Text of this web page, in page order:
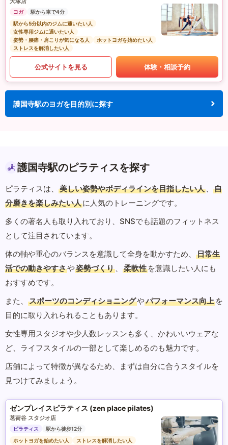
ヨガ
駅から車で4分
駅から5分以内のジムに通いたい人
女性専用ジムに通いたい人
姿勢・腰痛・肩こりが気になる人
ホットヨガを始めたい人
ストレスを解消したい人
公式サイトを見る 体験・相談予約
護国寺駅のヨガを目的別に探す
護国寺駅のピラティスを探す
ピラティスは、 美しい姿勢やボディラインを目指したい人 、
自
分磨きを楽しみたい人に人気のトレーニングです。
多くの著名人も取り入れており、SNSでも話題のフィットネス
として注目されています。
体の軸や重心のバランスを意識して全身を動かすため、
日常生
活での動きやすさや姿勢づくり 、 柔軟性 を意識したい人にも
おすすめです。
また、
スポーツのコンディショニングやパフォーマンス向上 を
目的に取り入れられることもあります。
女性専用スタジオや少人数レッスンも多く、かわいいウェアな
ど、ライフスタイルの一部として楽しめるのも魅力です。
店舗によって特徴が異なるため、まずは自分に合うスタイルを
見つけてみましょう。
ゼンプレイスピラティス (zen place pilates)
茗荷谷 スタジオ店
ピラティス
駅から徒歩12分
ホットヨガを始めたい人
ストレスを解消したい人